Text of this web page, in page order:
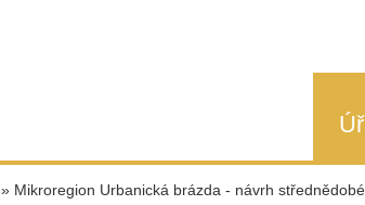
» Mikroregion Urbanická brázda - návrh